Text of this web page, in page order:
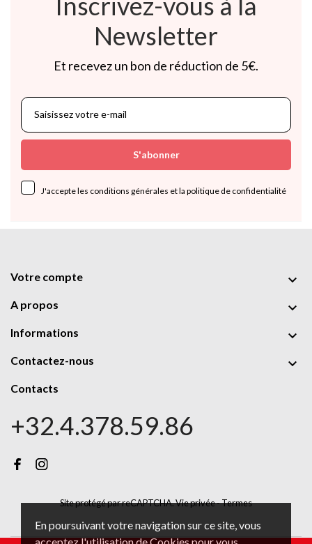
En poursuivant votre navigation sur ce site, vous
Newsletter
Et recevez un bon de réduction de 5€.
S'abonner
J'accepte les conditions générales et la politique de confidentialité
Votre compte 
A propos 
Informations 
Contactez-nous 
Contacts
+32.4.378.59.86
Site protégé par reCAPTCHA.Vie privée-Termes